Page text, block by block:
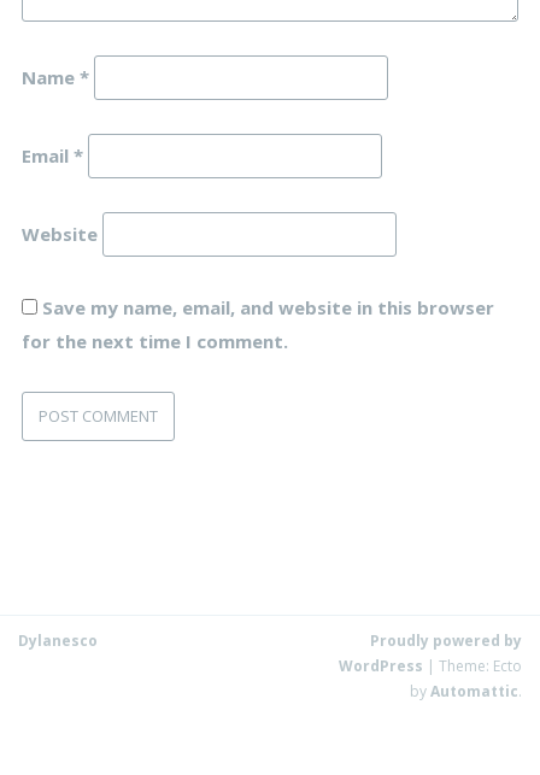
Name *
Email *
Website
Save my name, email, and website in this browser
for the next time I comment.
Dylanesco
Proudly powered by
WordPress | Theme: Ecto
byAutomattic.